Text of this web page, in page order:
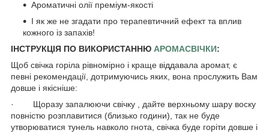
Ароматичні олії преміум-якості
І як же не згадати про терапевтичний ефект та вплив
кожного із запахів!
ІНСТРУКЦІЯ ПО ВИКОРИСТАННЮ АРОМАСВІЧКИ:
Щоб свічка горіла рівномірно і краще віддавала аромат, є
певні рекомендації, дотримуючись яких, вона прослужить Вам
довше і якісніше:
· Щоразу запалюючи свічку , дайте верхньому шару воску
повністю розплавитися (близько години), так не буде
утворюватися тунель навколо гнота, свічка буде горіти довше і